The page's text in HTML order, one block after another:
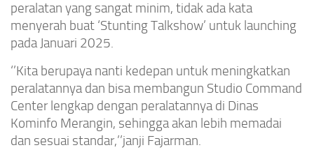
peralatan yang sangat minim, tidak ada kata
menyerah buat ‘Stunting Talkshow’ untuk launching
pada Januari 2025.
‘’Kita berupaya nanti kedepan untuk meningkatkan
peralatannya dan bisa membangun Studio Command
Center lengkap dengan peralatannya di Dinas
Kominfo Merangin, sehingga akan lebih memadai
dan sesuai standar,’’janji Fajarman.